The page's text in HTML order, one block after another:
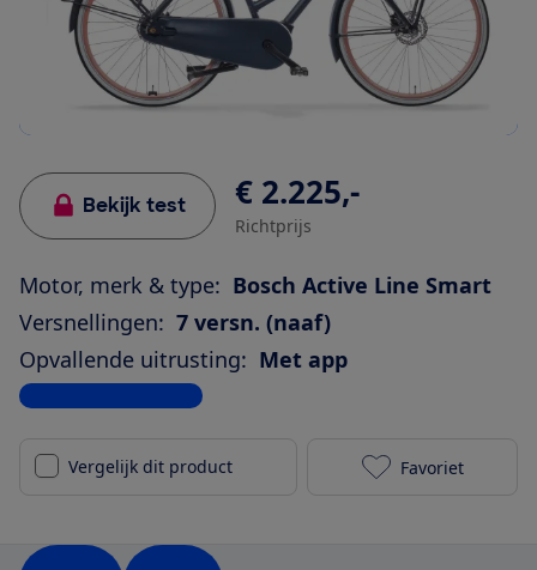
Bekijk test € 2.225,-
Richtprijs
Motor, merk & type: Bosch Active Line Smart
Versnellingen: 7 versn. (naaf)
Opvallende uitrusting: Met app
Bekijk alle specificaties
Vergelijk dit product Cortina E-U4
Favoriet